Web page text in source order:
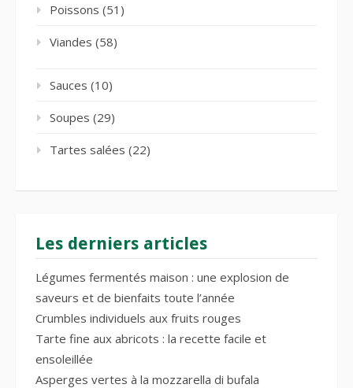
Poissons (51)
Viandes (58)
Sauces (10)
Soupes (29)
Tartes salées (22)
Les derniers articles
Légumes fermentés maison : une explosion de
saveurs et de bienfaits toute l’année
Crumbles individuels aux fruits rouges
Tarte fine aux abricots : la recette facile et
ensoleillée
Asperges vertes à la mozzarella di bufala